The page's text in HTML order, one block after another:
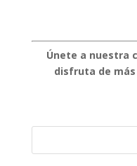
Únete a nuestra
disfruta de